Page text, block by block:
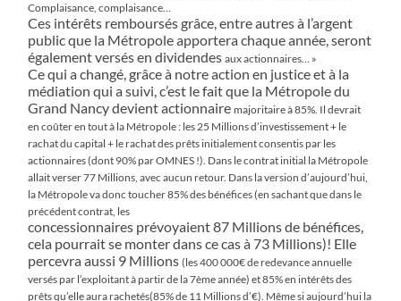
Complaisance, complaisance…
Ces intérêts remboursés grâce, entre autres à l’argent
public que la Métropole apportera chaque année, seront
également versés en dividendesaux actionnaires… »
Ce qui a changé, grâce à notre action en justice et à la
médiation qui a suivi, c’est le fait que la Métropole du
Grand Nancy devient actionnairemajoritaire à 85%. Il devrait
en coûter en tout à la Métropole : les 25 Millions d’investissement + le
rachat du capital + le rachat des prêts initialement consentis par les
actionnaires (dont 90% par OMNES !). Dans le contrat initial la Métropole
allait verser 77 Millions, avec aucunretour. Dans la version d’aujourd’hui,
la Métropole va donc toucher 85% des bénéfices (en sachant que dans le
précédent contrat, les
concessionnaires prévoyaient 87 Millions de bénéfices,
cela pourrait se monter dans ce cas à 73 Millions)! Elle
percevra aussi 9 Millions(les 400 000€ de redevance annuelle
versés par l’exploitant à partir de la 7ème année) et 85% en intérêts des
prêts qu’elle aura rachetés(85%de 11 Millions d’€). Même si aujourd’hui la